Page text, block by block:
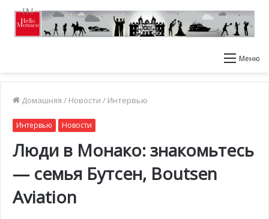
Меню
Домашняя / Новости / Интервью
Интервью Новости
Люди в Монако: знакомьтесь
— семья Бутсен, Boutsen
Aviation